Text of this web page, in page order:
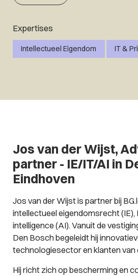
Expertises
Intellectueel Eigendom IT &
Jos van der Wijst,
partner - IE/IT/AI in
Eindhoven
Jos van der Wijst is partner bij
intellectueel eigendomsrecht (IE),
intelligence (AI). Vanuit de
Den Bosch begeleidt hij
technologiesector en klanten van
Hij richt zich op bescherming en